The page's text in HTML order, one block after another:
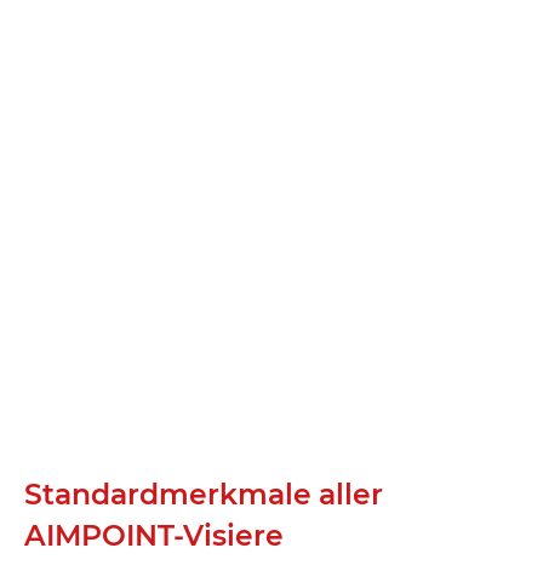
Standardmerkmale aller
AIMPOINT-Visiere